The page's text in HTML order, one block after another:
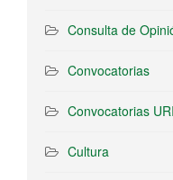
Consulta de
Convocatorias
Convocatorias
Cultura